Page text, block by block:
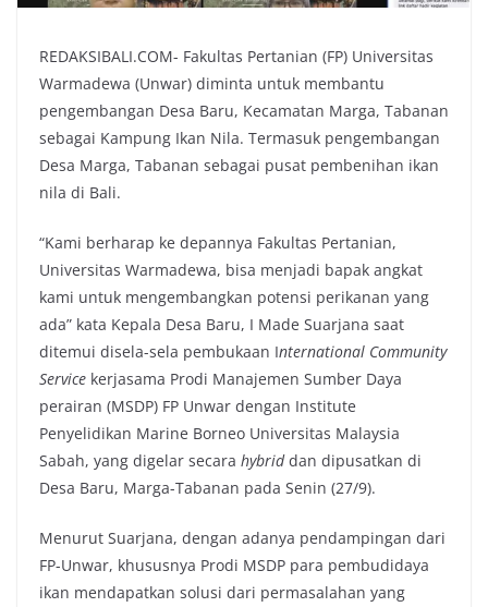
REDAKSIBALI.COM- Fakultas Pertanian (FP) Universitas
Warmadewa (Unwar) diminta untuk membantu
pengembangan Desa Baru, Kecamatan Marga, Tabanan
sebagai Kampung Ikan Nila. Termasuk pengembangan
Desa Marga, Tabanan sebagai pusat pembenihan ikan
nila di Bali.
“Kami berharap ke depannya Fakultas Pertanian,
Universitas Warmadewa, bisa menjadi bapak angkat
kami untuk mengembangkan potensi perikanan yang
ada” kata Kepala Desa Baru, I Made Suarjana saat
ditemui disela-sela pembukaan International Community
Service kerjasama Prodi Manajemen Sumber Daya
perairan (MSDP) FP Unwar dengan Institute
Penyelidikan Marine Borneo Universitas Malaysia
Sabah, yang digelar secara hybriddan dipusatkan di
Desa Baru, Marga-Tabanan pada Senin (27/9).
Menurut Suarjana, dengan adanya pendampingan dari
FP-Unwar, khususnya Prodi MSDP para pembudidaya
ikan mendapatkan solusi dari permasalahan yang